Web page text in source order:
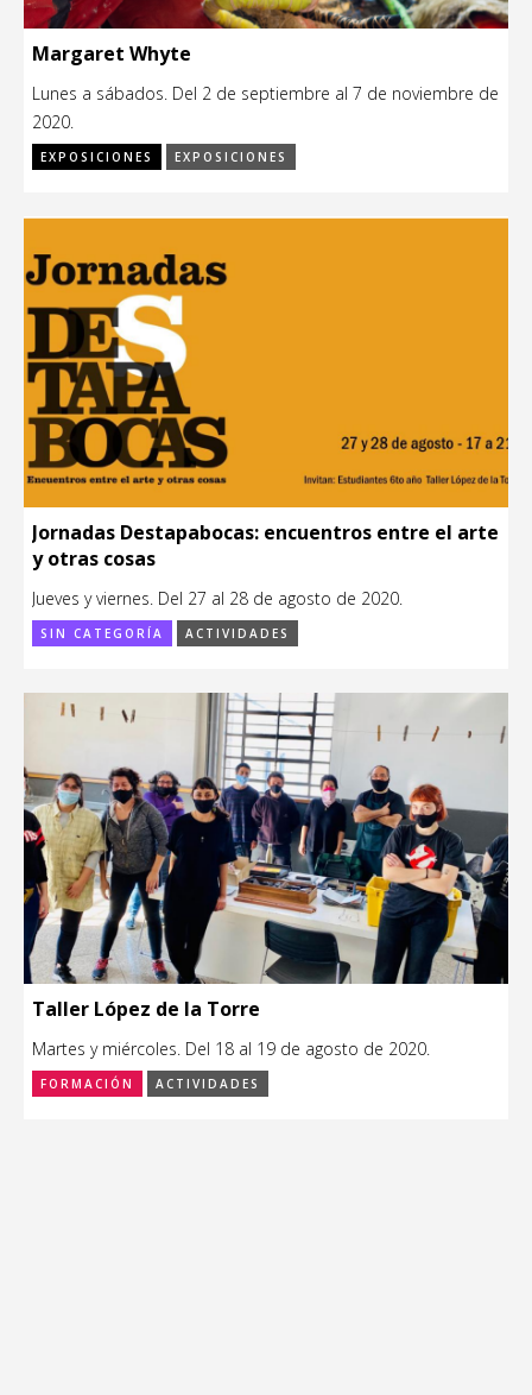
Margaret Whyte
Lunes a sábados. Del 2 de septiembre al 7 de noviembre de
2020.
EXPOSICIONES EXPOSICIONES
Jornadas Destapabocas: encuentros entre el arte
y otras cosas
Jueves y viernes. Del 27 al 28 de agosto de 2020.
SIN CATEGORÍA ACTIVIDADES
Taller López de la Torre
Martes y miércoles. Del 18 al 19 de agosto de 2020.
FORMACIÓN ACTIVIDADES